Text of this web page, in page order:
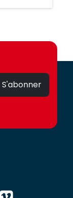
S'abonner